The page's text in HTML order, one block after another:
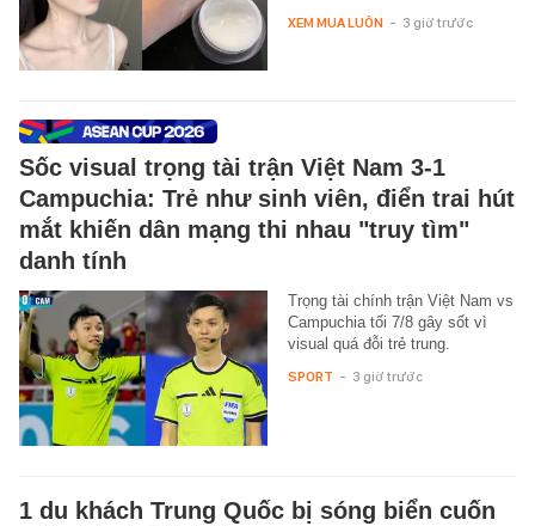
XEM MUA LUÔN - 3 giờ trước
Sốc visual trọng tài trận Việt Nam 3-1
Campuchia: Trẻ như sinh viên, điển trai hút
mắt khiến dân mạng thi nhau "truy tìm"
danh tính
Trọng tài chính trận Việt Nam vs
Campuchia tối 7/8 gây sốt vì
visual quá đỗi trẻ trung.
SPORT - 3 giờ trước
1 du khách Trung Quốc bị sóng biển cuốn